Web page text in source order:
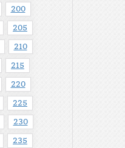
200
205
210
215
220
225
230
235